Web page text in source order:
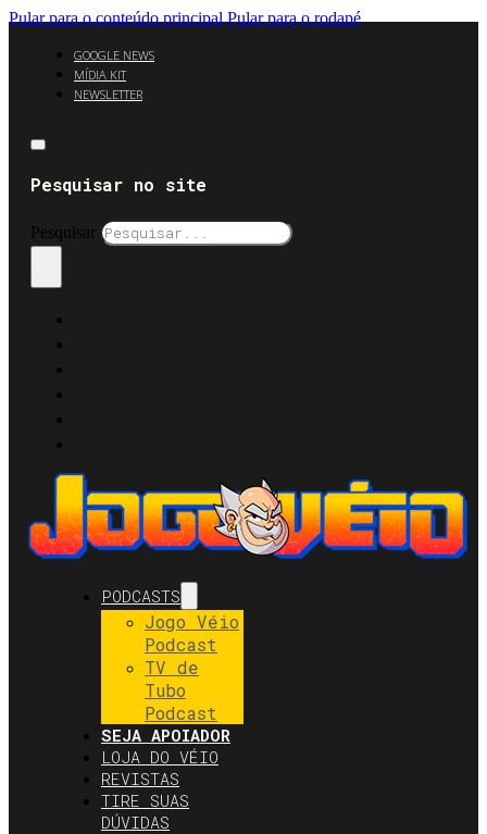
Pular para o conteúdo principal Pular para o rodapé
GOOGLE NEWS
MÍDIA KIT
NEWSLETTER
Pesquisar no site
Pesquisar
PODCASTS
Jogo Véio
Podcast
TV de
Tubo
Podcast
SEJA APOIADOR
LOJA DO VÉIO
REVISTAS
TIRE SUAS
DÚVIDAS